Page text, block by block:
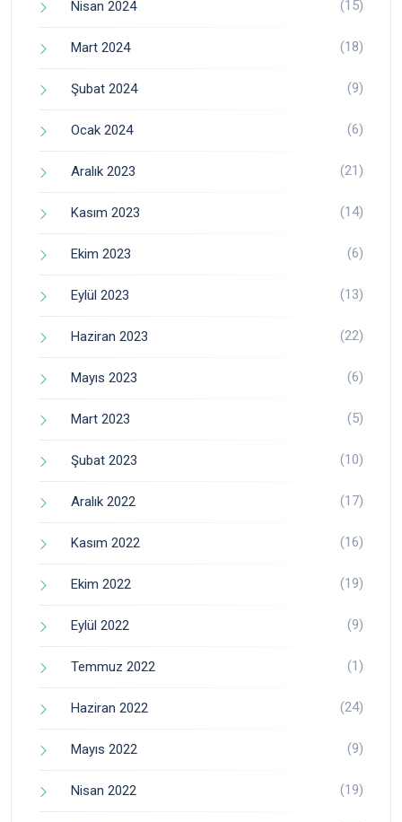
Nisan 2024 (15)
Mart 2024 (18)
Şubat 2024 (9)
Ocak 2024 (6)
Aralık 2023 (21)
Kasım 2023 (14)
Ekim 2023 (6)
Eylül 2023 (13)
Haziran 2023 (22)
Mayıs 2023 (6)
Mart 2023 (5)
Şubat 2023 (10)
Aralık 2022 (17)
Kasım 2022 (16)
Ekim 2022 (19)
Eylül 2022 (9)
Temmuz 2022 (1)
Haziran 2022 (24)
Mayıs 2022 (9)
Nisan 2022 (19)